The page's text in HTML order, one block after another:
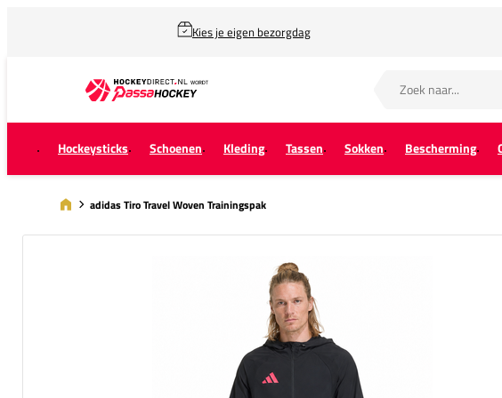
Kies je eigen bezorgdag
Hockeysticks Schoenen Kleding Tassen Sokken Bescherming
adidas Tiro Travel Woven Trainingspak